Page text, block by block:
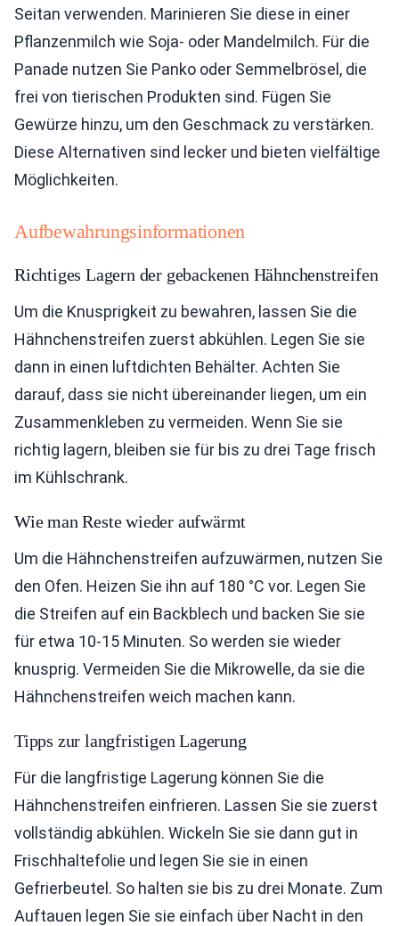
Seitan verwenden. Marinieren Sie diese in einer
Pflanzenmilch wie Soja- oder Mandelmilch. Für die
Panade nutzen Sie Panko oder Semmelbrösel, die
frei von tierischen Produkten sind. Fügen Sie
Gewürze hinzu, um den Geschmack zu verstärken.
Diese Alternativen sind lecker und bieten vielfältige
Möglichkeiten.
Aufbewahrungsinformationen
Richtiges Lagern der gebackenen Hähnchenstreifen
Um die Knusprigkeit zu bewahren, lassen Sie die
Hähnchenstreifen zuerst abkühlen. Legen Sie sie
dann in einen luftdichten Behälter. Achten Sie
darauf, dass sie nicht übereinander liegen, um ein
Zusammenkleben zu vermeiden. Wenn Sie sie
richtig lagern, bleiben sie für bis zu drei Tage frisch
im Kühlschrank.
Wie man Reste wieder aufwärmt
Um die Hähnchenstreifen aufzuwärmen, nutzen Sie
den Ofen. Heizen Sie ihn auf 180 °C vor. Legen Sie
die Streifen auf ein Backblech und backen Sie sie
für etwa 10-15 Minuten. So werden sie wieder
knusprig. Vermeiden Sie die Mikrowelle, da sie die
Hähnchenstreifen weich machen kann.
Tipps zur langfristigen Lagerung
Für die langfristige Lagerung können Sie die
Hähnchenstreifen einfrieren. Lassen Sie sie zuerst
vollständig abkühlen. Wickeln Sie sie dann gut in
Frischhaltefolie und legen Sie sie in einen
Gefrierbeutel. So halten sie bis zu drei Monate. Zum
Auftauen legen Sie sie einfach über Nacht in den